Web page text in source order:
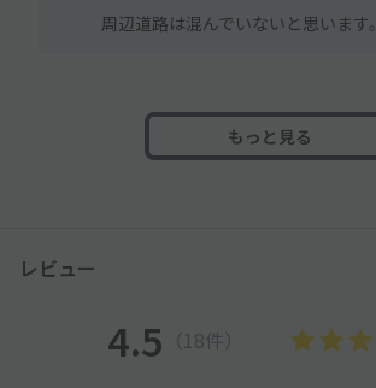
周辺道路は混んでいないと思います。
もっと見る
レビュー
4.5 （18件）